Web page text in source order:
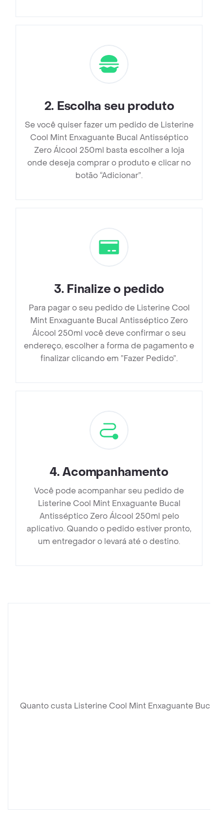
2. Escolha seu produto
Se você quiser fazer um pedido de Listerine
Cool Mint Enxaguante Bucal Antisséptico
Zero Álcool 250ml basta escolher a loja
onde deseja comprar o produto e clicar no
botão “Adicionar”.
3. Finalize o pedido
Para pagar o seu pedido de Listerine Cool
Mint Enxaguante Bucal Antisséptico Zero
Álcool 250ml você deve confirmar o seu
endereço, escolher a forma de pagamento e
finalizar clicando em ”Fazer Pedido”.
4.Acompanhamento
Você pode acompanhar seu pedido de
Listerine Cool Mint Enxaguante Bucal
Antisséptico Zero Álcool 250ml pelo
aplicativo. Quando o pedido estiver pronto,
um entregador o levará até o destino.
Quanto custa Listerine Cool Mint Enxaguante